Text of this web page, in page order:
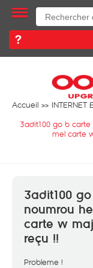
Accueil
INTERNET
3adit100 go b
mel carte
3adit100
noumrou
carte w
reçu !!
Probleme !